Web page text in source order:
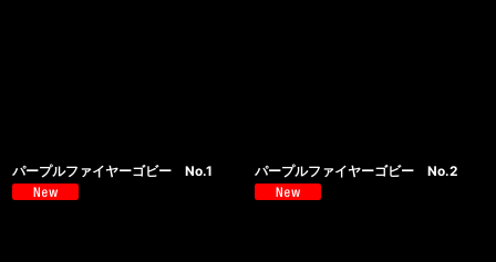
パープルファイヤーゴビー No.1 パープルファイヤーゴビー No.2